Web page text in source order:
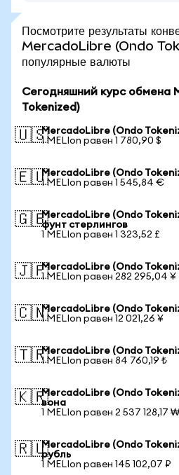
Посмотрите результаты
MercadoLibre (Ondo
популярные валюты
Сегодняшний курс обмена
Tokenized)
🇺🇸MercadoLibre (Ondo
1 MELIon равен 1 780,90 $
🇪🇺MercadoLibre (Ondo
1 MELIon равен 1 545,84 €
🇬🇧MercadoLibre (Ondo
фунт стерлингов
1 MELIon равен 1 323,52 £
🇯🇵MercadoLibre (Ondo
1 MELIon равен 282 295,04 ¥
🇨🇳MercadoLibre (Ondo
1 MELIon равен 12 021,26 ¥
🇹🇷MercadoLibre (Ondo
1 MELIon равен 84 760,19 ₺
🇰🇷MercadoLibre (Ondo
вона
1 MELIon равен 2 537 128,17 ₩
🇷🇺MercadoLibre (Ondo
рубль
1 MELIon равен 145 102,07 ₽